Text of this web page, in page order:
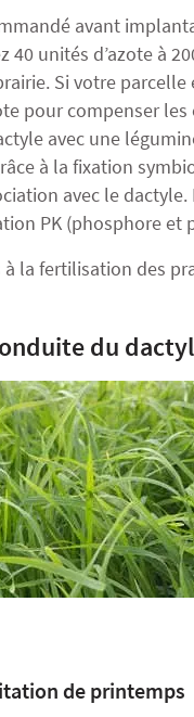
avant
40 unités d’azote à
Si votre
pour compenser
avec une
à la fixation
avec le
PK (phosphore et
la fertilisation des
du
de printemps